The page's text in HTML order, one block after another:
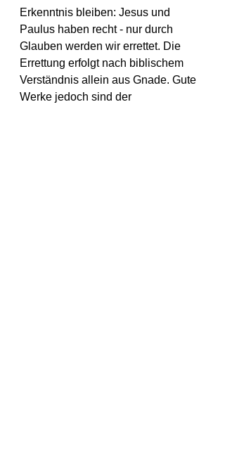
Erkenntnis bleiben: Jesus und
Paulus haben recht - nur durch
Glauben werden wir errettet. Die
Errettung erfolgt nach biblischem
Verständnis allein aus Gnade. Gute
Werke jedoch sind der